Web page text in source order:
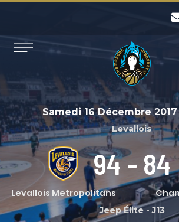
Samedi 16 Décembre 2017
Levallois
84
-
94
Levallois Metropolitans
Jeep Élite-J13